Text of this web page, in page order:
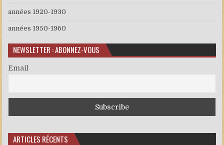
années 1920-1930
années 1950-1960
NEWSLETTER : ABONNEZ-VOUS
Email
ARTICLES RÉCENTS